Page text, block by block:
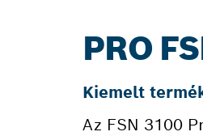
PRO
Kiemelt
Az FSN 3100